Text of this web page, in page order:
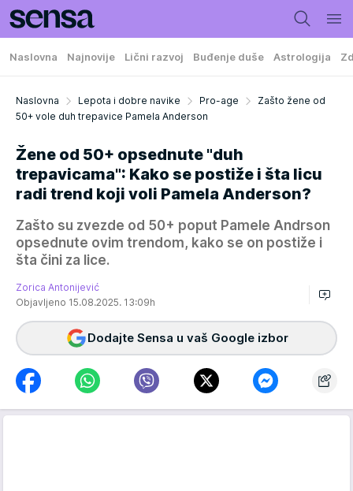
Naslovna Najnovije Lični razvoj Buđenje duše Astrologija
Naslovna Lepota i dobre navike Pro-age
Zašto žene od
50+ vole duh trepavice Pamela Anderson
Žene od 50+ opsednute "duh
trepavicama": Kako se postiže i šta licu
radi trend koji voli Pamela Anderson?
Zašto su zvezde od 50+ poput Pamele Andrson
opsednute ovim trendom, kako se on postiže i
šta čini za lice.
Zorica Antonijević
Objavljeno 15.08.2025. 13:09h
Dodajte Sensa u vaš Google izbor